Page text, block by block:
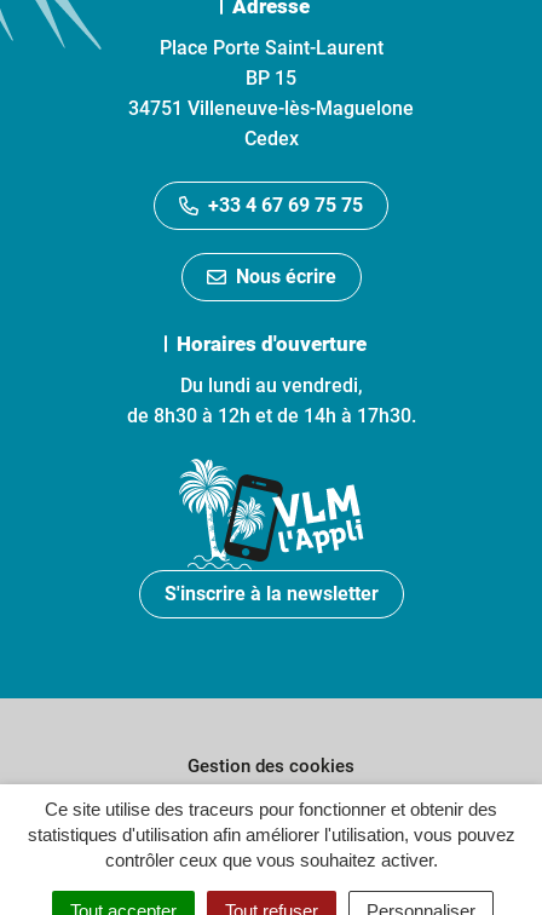
Ce site utilise des traceurs pour fonctionner et obtenir des
statistiques d'utilisation afin améliorer l'utilisation, vous pouvez
contrôler ceux que vous souhaitez activer.
Tout accepter Tout refuser Personnaliser
Adresse
Place Porte Saint-Laurent
BP 15
34751 Villeneuve-lès-Maguelone
Cedex
+33 4 67 69 75 75
Nous écrire
Horaires d'ouverture
Du lundi au vendredi,
de 8h30 à 12h et de 14h à 17h30.
S'inscrire à la newsletter
Gestion des cookies
Plan du site
Politique de confidentialité
Crédits